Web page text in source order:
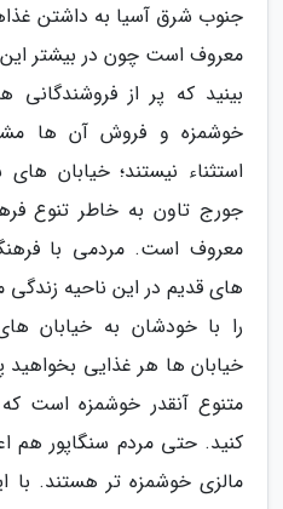
جنوب شرق آسیا به داشتن
معروف است چون در بیشتر
بینید که پر از
خوشمزه و فروش آن ها
استثناء نیستند؛ خیابان
جورج تاون به خاطر تنوع
معروف است. مردمی با
های قدیم در این ناحیه زندگی
را با خودشان به خیابان
خیابان ها هر غذایی
متنوع آنقدر خوشمزه است
کنید. حتی مردم سنگاپور هم
مالزی خوشمزه تر هستند. با